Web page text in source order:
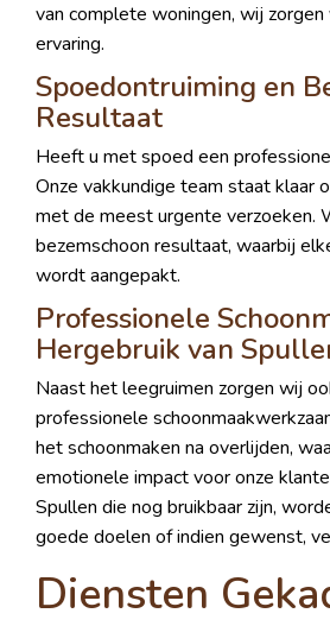
van complete woningen, wij
ervaring.
Spoedontruiming en
Resultaat
Heeft u met spoed een
Onze vakkundige team staat klaar
met de meest urgente verzoeken.
bezemschoon resultaat, waarbij
wordt aangepakt.
Professionele
Hergebruik van
Naast het leegruimen zorgen wij
professionele
het schoonmaken na overlijden,
emotionele impact voor onze
Spullen die nog bruikbaar zijn,
goede doelen of indien gewenst,
Diensten